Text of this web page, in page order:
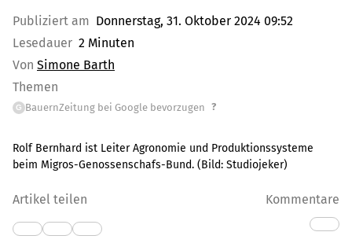
Publiziert am Donnerstag, 31. Oktober 2024 09:52
Lesedauer 2 Minuten
Von Simone Barth
Themen
G BauernZeitung bei Google bevorzugen ?
Rolf Bernhard ist Leiter Agronomie und Produktionssysteme
beim Migros-Genossenschafs-Bund. (Bild: Studiojeker)
Artikel teilen Kommentare